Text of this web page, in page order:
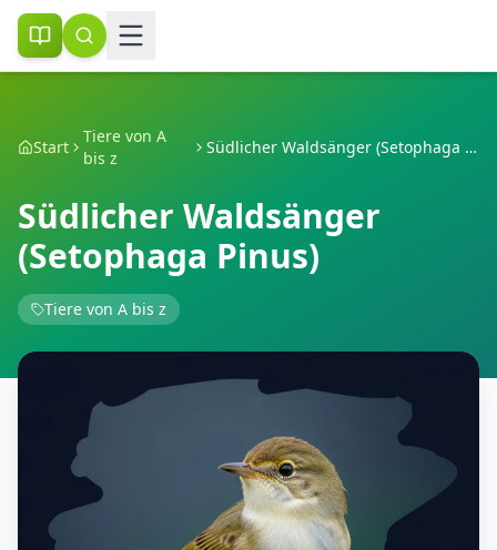
Start
Tiere von A
bis z
Südlicher Waldsänger (Setophaga Pinus)
Südlicher Waldsänger
(Setophaga Pinus)
Tiere von A bis z